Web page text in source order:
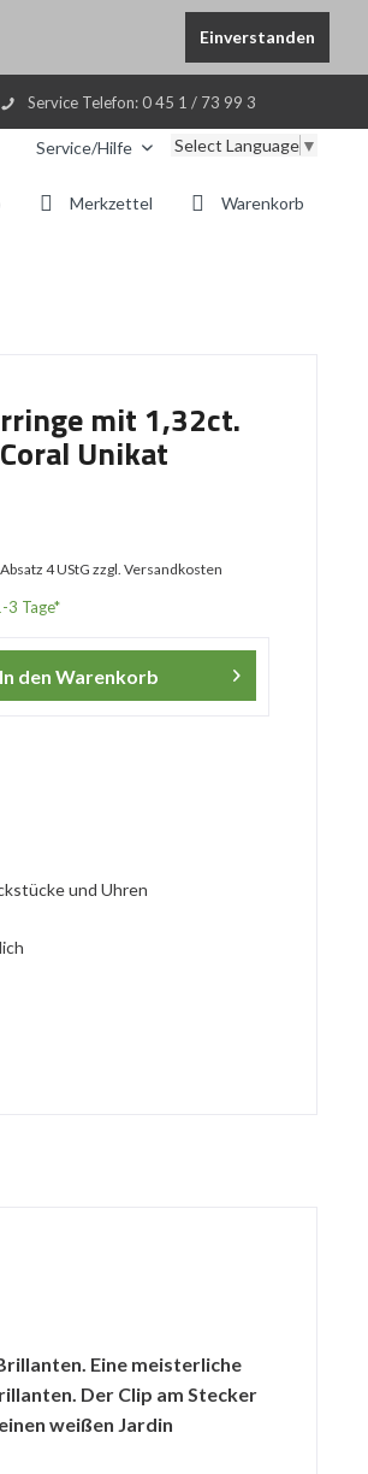
Einverstanden
Service Telefon: 0 45 1 / 73 99 3
Service/Hilfe Select Language ▼
Warenkorb
Merkzettel
mit 1,32ct.
Unikat
4 UStG zzgl. Versandkosten
3 Tage*
In den Warenkorb
und Uhren
Eine meisterliche
Der Clip am Stecker
weißen Jardin